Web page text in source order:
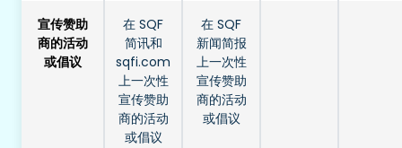
宣传赞助
商的活动
或倡议
在 SQF
简讯和
sqfi.com
上一次性
宣传赞助
商的活动
或倡议
在 SQF
新闻简报
上一次性
宣传赞助
商的活动
或倡议